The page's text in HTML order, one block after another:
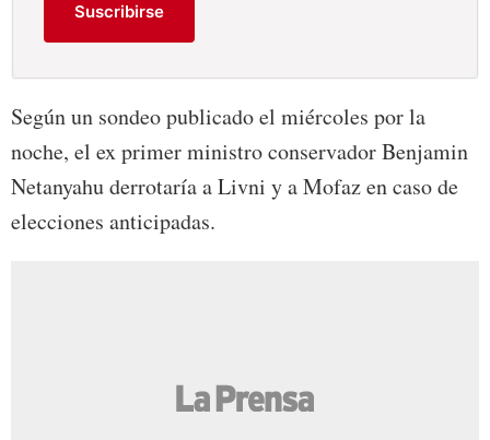
Suscribirse
Según un sondeo publicado el miércoles por la
noche, el ex primer ministro conservador Benjamin
Netanyahu derrotaría a Livni y a Mofaz en caso de
elecciones anticipadas.